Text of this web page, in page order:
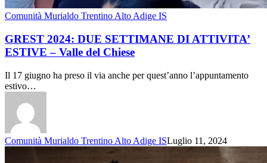
Comunità Murialdo Trentino Alto Adige IS
GREST 2024: DUE SETTIMANE DI ATTIVITA’
ESTIVE – Valle del Chiese
Il 17 giugno ha preso il via anche per quest’anno l’appuntamento
estivo…
Comunità Murialdo Trentino Alto Adige ISLuglio 11, 2024